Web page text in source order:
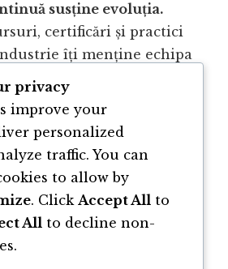
susține evoluția.
certificări și practici
îți menține echipa
tehnologiei este rapid,
constantă te ajută să rămâi
să livrezi calitate în
privacy
improve your
personalized
traffic. You can
to allow by
. Click Accept All to
All to decline non-